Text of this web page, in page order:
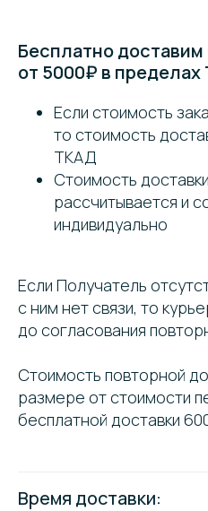
Бесплатно доставим
от 5000₽ в
Если стоимость
то стоимость
ТКАД
Стоимость
рассчитывается и
индивидуально
Если Получатель
с ним нет связи, то
до согласования
Стоимость повторной
размере от стоимости
бесплатной доставки
Время доставки: